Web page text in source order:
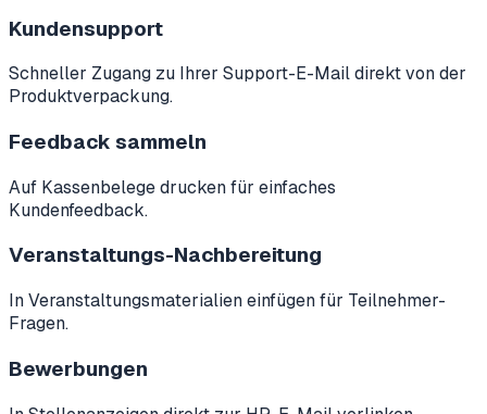
Kundensupport
Schneller Zugang zu Ihrer Support-E-Mail direkt von der
Produktverpackung.
Feedback sammeln
Auf Kassenbelege drucken für einfaches
Kundenfeedback.
Veranstaltungs-Nachbereitung
In Veranstaltungsmaterialien einfügen für Teilnehmer-
Fragen.
Bewerbungen